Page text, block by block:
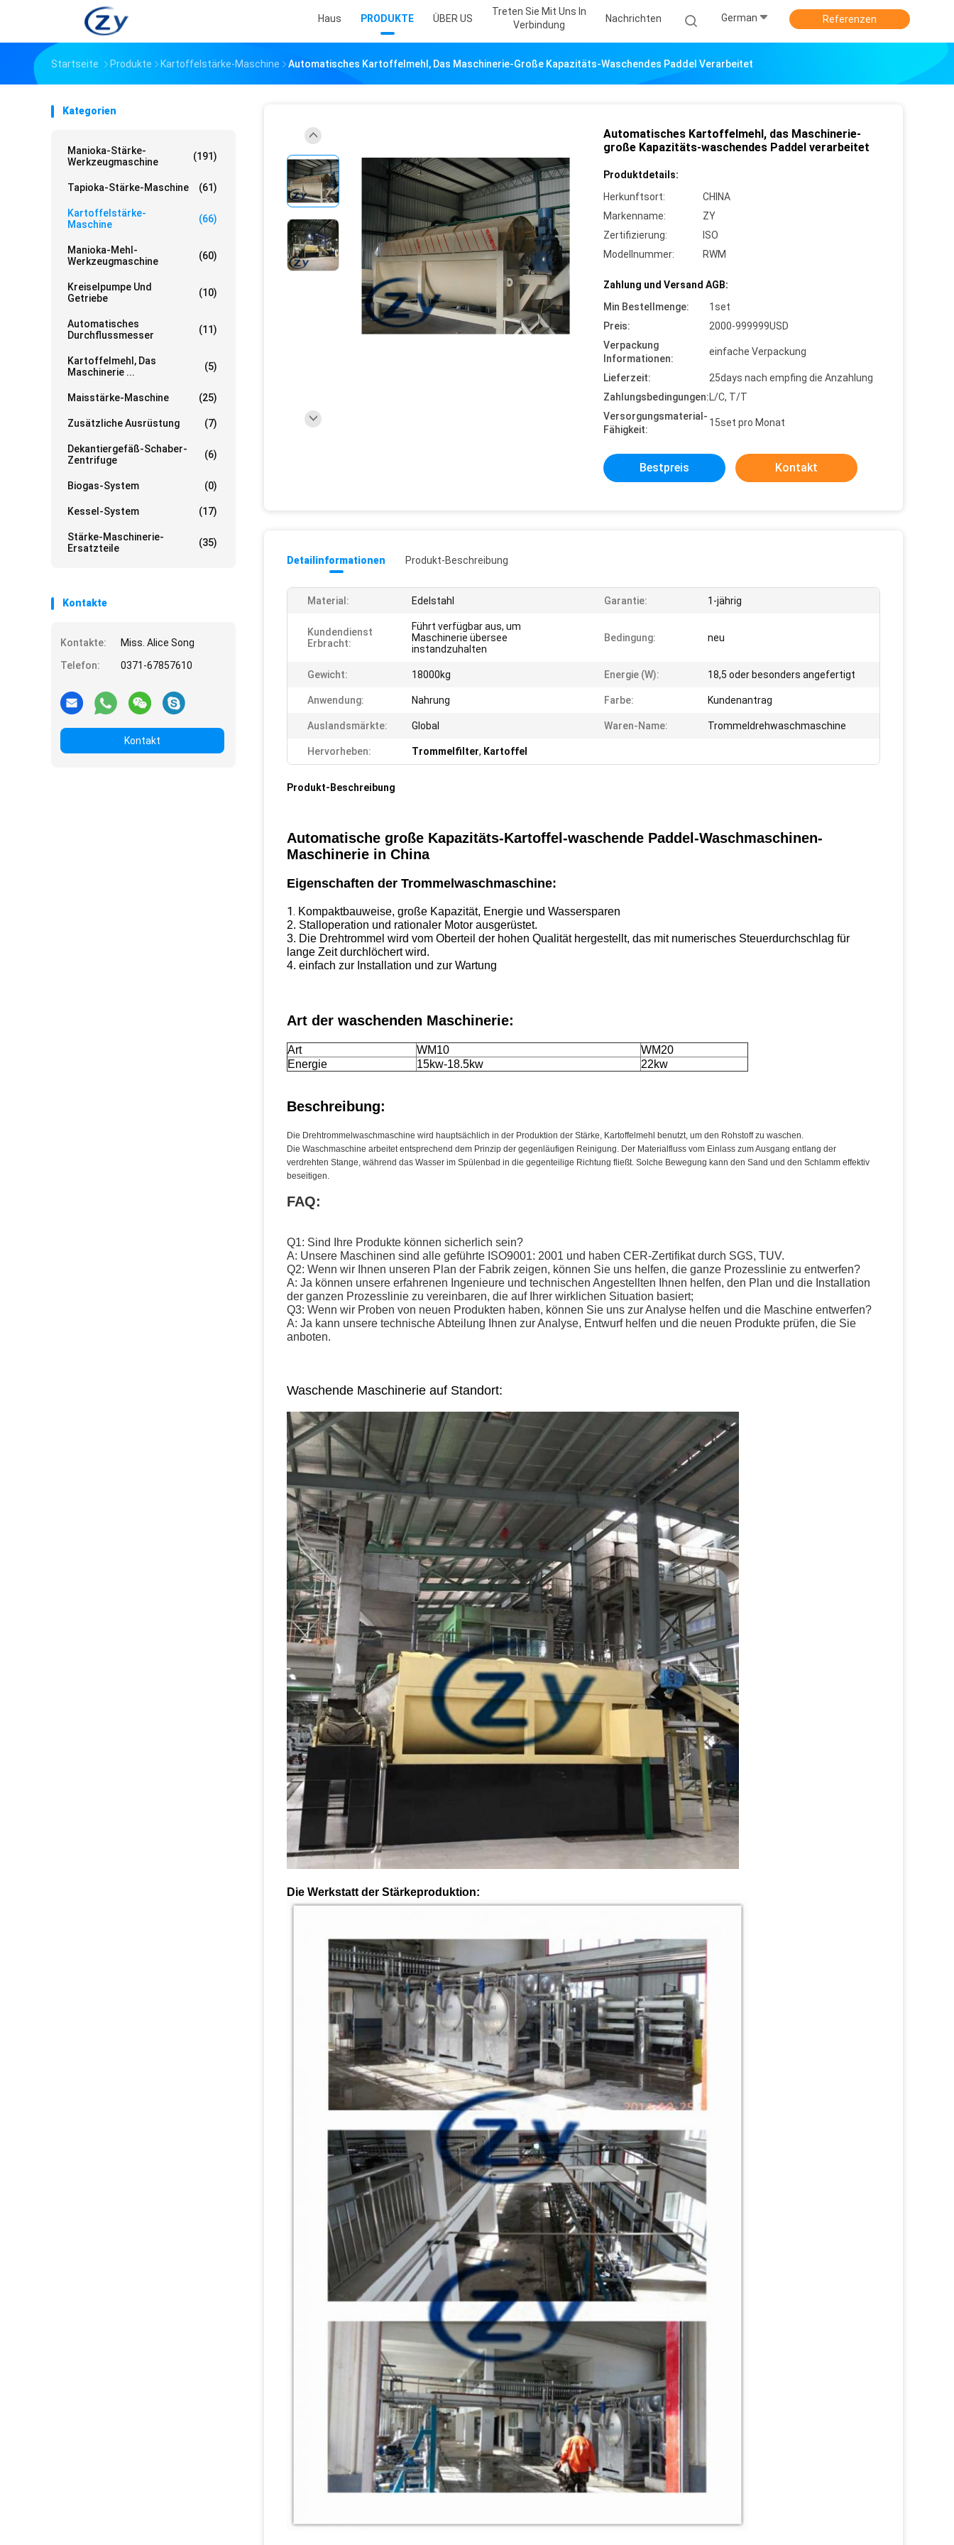
Haus PRODUKTE ÜBER US
Treten Sie Mit Uns In
Verbindung
Nachrichten German Referenzen
Startseite Produkte Kartoffelstärke-Maschine Automatisches Kartoffelmehl, Das Maschinerie-Große Kapazitäts-Waschendes Paddel Verarbeitet
Kategorien
Manioka-Stärke-
Werkzeugmaschine
(191)
Tapioka-Stärke-Maschine (61)
Kartoffelstärke-
Maschine
(66)
Manioka-Mehl-
Werkzeugmaschine
(60)
Kreiselpumpe Und
Getriebe
(10)
Automatisches
Durchflussmesser
(11)
Kartoffelmehl, Das
Maschinerie ...
(5)
Maisstärke-Maschine (25)
Zusätzliche Ausrüstung (7)
Dekantiergefäß-Schaber-
Zentrifuge
(6)
Biogas-System (0)
Kessel-System (17)
Stärke-Maschinerie-
Ersatzteile
(35)
Kontakte
Kontakte:
Miss. Alice Song
Telefon:
0371-67857610
Kontakt
Automatisches Kartoffelmehl, das Maschinerie-
große Kapazitäts-waschendes Paddel verarbeitet
Produktdetails:
Herkunftsort:
CHINA
Markenname:
ZY
Zertifizierung:
ISO
Modellnummer:
RWM
Zahlung und Versand AGB:
Min Bestellmenge:
1set
Preis:
2000-999999USD
Verpackung
Informationen:
einfache Verpackung
Lieferzeit:
25days nach empfing die Anzahlung
Zahlungsbedingungen:L/C, T/T
Versorgungsmaterial-
Fähigkeit:
15set pro Monat
Bestpreis Kontakt
Detailinformationen Produkt-Beschreibung
Material: Edelstahl Garantie: 1-jährig
Kundendienst
Erbracht:
Führt verfügbar aus, um
Maschinerie übersee
instandzuhalten
Bedingung: neu
Gewicht: 18000kg Energie (W): 18,5 oder besonders angefertigt
Anwendung: Nahrung Farbe: Kundenantrag
Auslandsmärkte: Global Waren-Name: Trommeldrehwaschmaschine
Hervorheben: Trommelfilter, Kartoffel
Produkt-Beschreibung
Automatische große Kapazitäts-Kartoffel-waschende Paddel-Waschmaschinen-
Maschinerie in China
Eigenschaften der Trommelwaschmaschine:
1. Kompaktbauweise, große Kapazität, Energie und Wassersparen
2. Stalloperation und rationaler Motor ausgerüstet.
3. Die Drehtrommel wird vom Oberteil der hohen Qualität hergestellt, das mit numerisches Steuerdurchschlag für
lange Zeit durchlöchert wird.
4. einfach zur Installation und zur Wartung
Art der waschenden Maschinerie:
Art WM10
WM20
Energie
15kw-18.5kw 22kw
Beschreibung:
Die Drehtrommelwaschmaschine wird hauptsächlich in der Produktion der Stärke, Kartoffelmehl benutzt, um den Rohstoff zu waschen.
Die Waschmaschine arbeitet entsprechend dem Prinzip der gegenläufigen Reinigung. Der Materialfluss vom Einlass zum Ausgang entlang der
verdrehten Stange, während das Wasser im Spülenbad in die gegenteilige Richtung fließt. Solche Bewegung kann den Sand und den Schlamm effektiv
beseitigen.
FAQ:
Q1: Sind Ihre Produkte können sicherlich sein?
A: Unsere Maschinen sind alle geführte ISO9001: 2001 und haben CER-Zertifikat durch SGS, TUV.
Q2: Wenn wir Ihnen unseren Plan der Fabrik zeigen, können Sie uns helfen, die ganze Prozesslinie zu entwerfen?
A: Ja können unsere erfahrenen Ingenieure und technischen Angestellten Ihnen helfen, den Plan und die Installation
der ganzen Prozesslinie zu vereinbaren, die auf Ihrer wirklichen Situation basiert;
Q3: Wenn wir Proben von neuen Produkten haben, können Sie uns zur Analyse helfen und die Maschine entwerfen?
A: Ja kann unsere technische Abteilung Ihnen zur Analyse, Entwurf helfen und die neuen Produkte prüfen, die Sie
anboten.
Waschende Maschinerie auf Standort:
Die Werkstatt der Stärkeproduktion: